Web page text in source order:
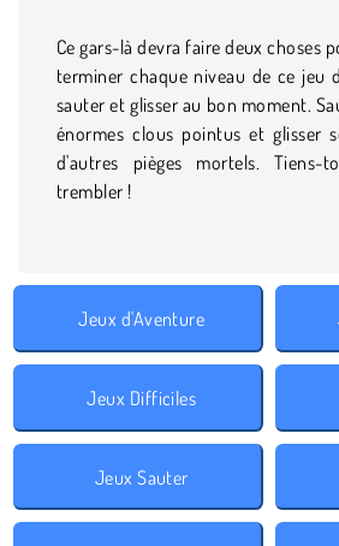
Ce gars-là devra faire deux choses
terminer chaque niveau de ce jeu
sauter et glisser au bon moment.
énormes clous pointus et glisser
d'autres pièges mortels.
trembler !
Jeux d'Aventure
Jeux Difficiles
Jeux Sauter